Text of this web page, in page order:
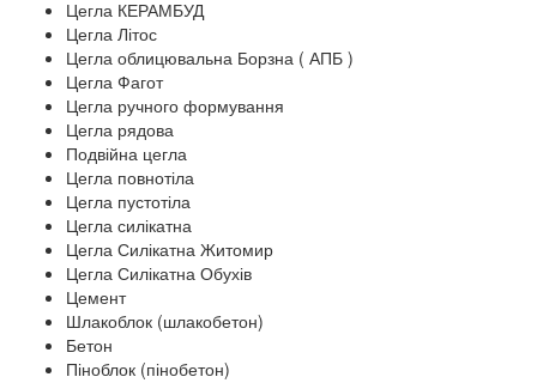
Цегла КЕРАМБУД
Цегла Літос
Цегла облицювальна Борзна ( АПБ )
Цегла Фагот
Цегла ручного формування
Цегла рядова
Подвійна цегла
Цегла повнотіла
Цегла пустотіла
Цегла силікатна
Цегла Силікатна Житомир
Цегла Силікатна Обухів
Цемент
Шлакоблок (шлакобетон)
Бетон
Піноблок (пінобетон)